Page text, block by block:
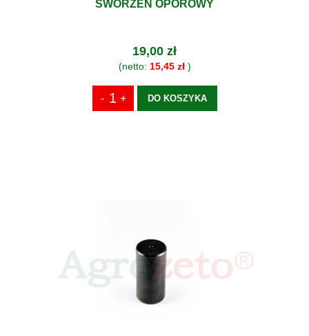
SWORZEŃ OPOROWY
19,00 zł
(netto: 15,45 zł)
DO KOSZYKA